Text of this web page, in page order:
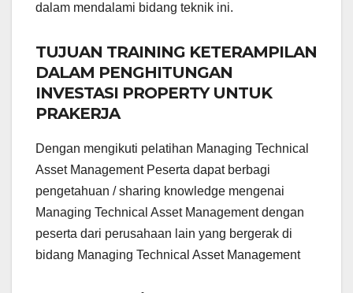
dalam mendalami bidang teknik ini.
TUJUAN TRAINING KETERAMPILAN
DALAM PENGHITUNGAN
INVESTASI PROPERTY UNTUK
PRAKERJA
Dengan mengikuti pelatihan Managing Technical
Asset Management Peserta dapat berbagi
pengetahuan / sharing knowledge mengenai
Managing Technical Asset Management dengan
peserta dari perusahaan lain yang bergerak di
bidang Managing Technical Asset Management